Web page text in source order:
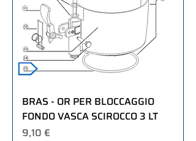
BRAS - OR PER BLOCCAGGIO
FONDO VASCA SCIROCCO 3 LT
Prezzo
9,10 €